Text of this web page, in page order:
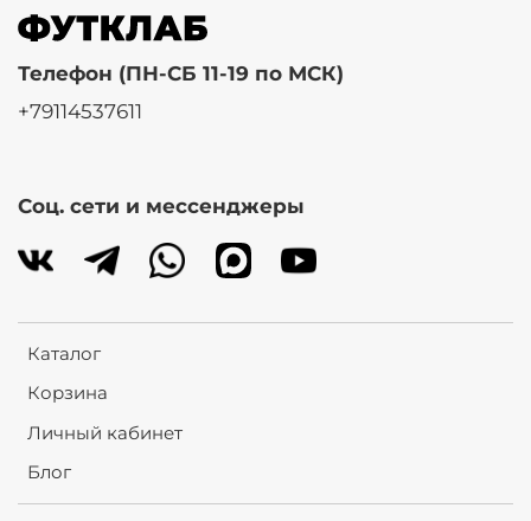
Каталог
Корзина
Личный кабинет
Блог
Телефон (ПН-СБ 11-19 по МСК)
+79114537611
Соц. сети и мессенджеры